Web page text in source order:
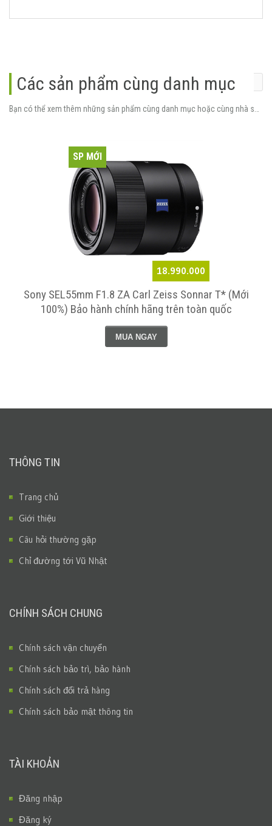
Các sản phẩm cùng danh mục
18.990.000
SP MỚI
Sony SEL55mm F1.8 ZA Carl Zeiss Sonnar T* (Mới
100%) Bảo hành chính hãng trên toàn quốc
MUA NGAY
THÔNG TIN
Trang chủ
Giới thiệu
Câu hỏi thường gặp
Chỉ đường tới Vũ Nhật
CHÍNH SÁCH CHUNG
Chính sách vận chuyển
Chính sách bảo trì, bảo hành
Chính sách đổi trả hàng
Chính sách bảo mật thông tin
TÀI KHOẢN
Đăng nhập
Đăng ký